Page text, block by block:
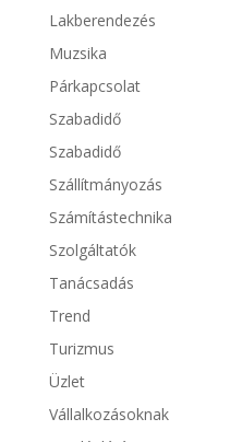
Lakberendezés
Muzsika
Párkapcsolat
Szabadidő
Szabadidő
Szállítmányozás
Számítástechnika
Szolgáltatók
Tanácsadás
Trend
Turizmus
Üzlet
Vállalkozásoknak